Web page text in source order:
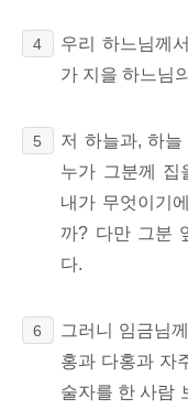
4
우리 하느님께
가 지을 하느님
5
저 하늘과, 하
누가 그분께 집
내가 무엇이기
까? 다만 그분
다.
6 그러니 임금님
홍과 다홍과 자
술자를 한 사람